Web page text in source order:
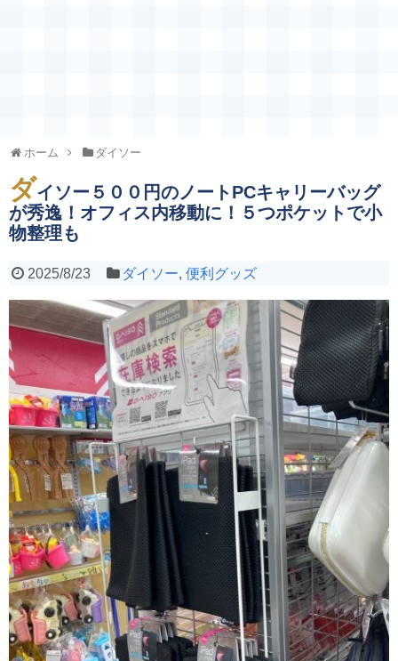
ホーム ダイソー
ダイソー５００円のノートPCキャリーバッグ
が秀逸！オフィス内移動に！５つポケットで小
物整理も
2025/8/23 ダイソー,便利グッズ